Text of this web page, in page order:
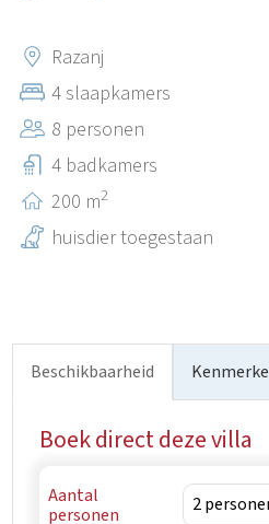
historische steden Trogir en
dagtochten.
Razanj
4 slaapkamers
8 personen
4 badkamers
200 m2
huisdier toegestaan
Beschikbaarheid
Boek direct deze villa
Aantal
personen